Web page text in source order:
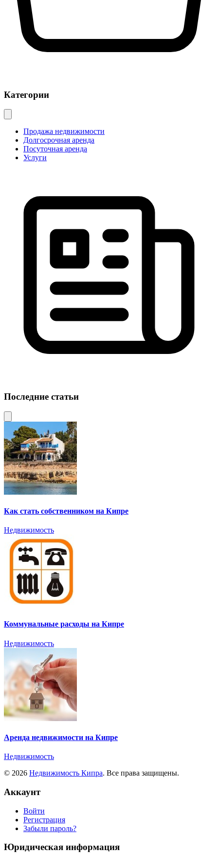
Категории
Продажа недвижимости
Долгосрочная аренда
Посуточная аренда
Услуги
Последние статьи
Как стать собственником на Кипре
Недвижимость
Коммунальные расходы на Кипре
Недвижимость
Аренда недвижимости на Кипре
Недвижимость
© 2026 Недвижимость Кипра. Все права защищены.
Аккаунт
Войти
Регистрация
Забыли пароль?
Юридическая информация